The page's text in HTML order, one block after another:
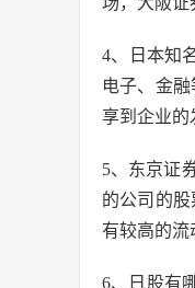
4、日本知
电子、金
享到企业的
5、东京证
的公司的
有较高的流
6、日股有